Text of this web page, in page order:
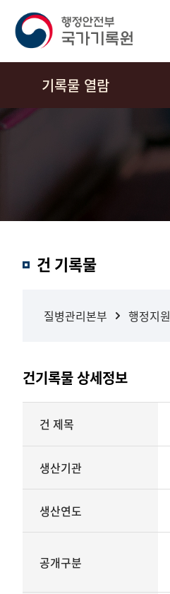
기록물 열람
검색건 기록물
질병관리본부 행정지원
건기록물 상세정보
건 제목
생산기관
생산연도
공개구분